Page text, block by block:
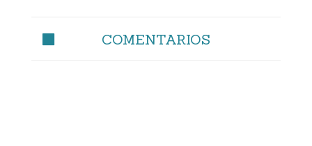
COMENTARIOS